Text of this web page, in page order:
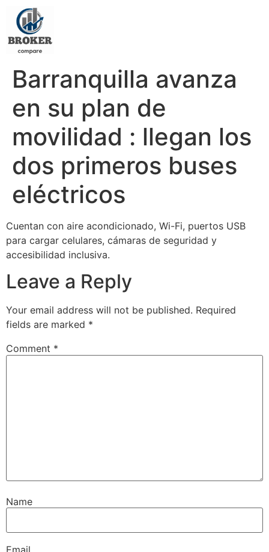
Barranquilla avanza
en su plan de
movilidad : llegan los
dos primeros buses
eléctricos
Cuentan con aire acondicionado, Wi-Fi, puertos USB
para cargar celulares, cámaras de seguridad y
accesibilidad inclusiva.
Leave a Reply
Your email address will not be published. Required
fields are marked *
Comment *
Name